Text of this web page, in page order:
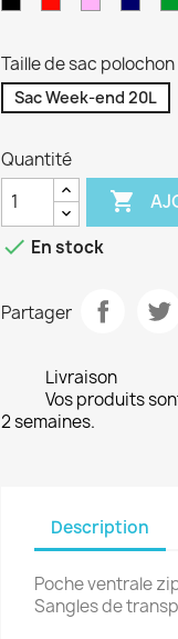
Taille de sac
Sac Week-end 20L
Quantité

 En stock
Partager
Livraison
Vos produits
2 semaines.
Description
Poche ventrale
Sangles de